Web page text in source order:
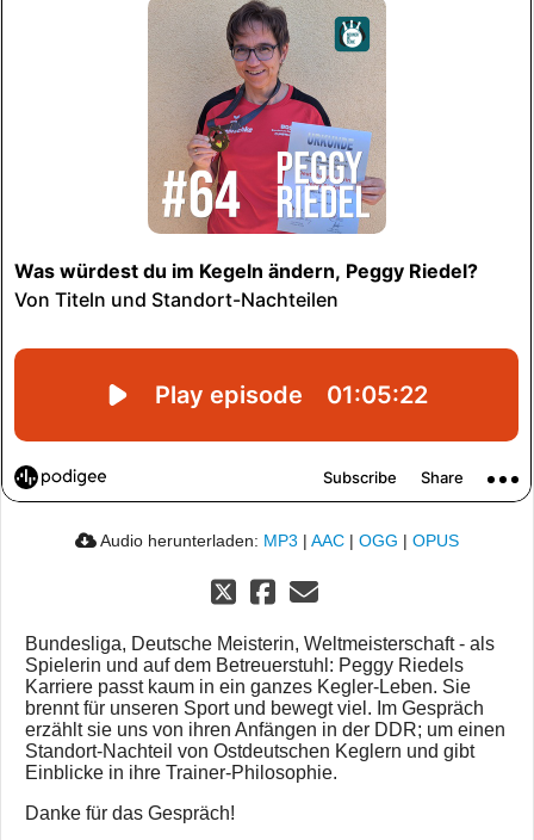
Audio herunterladen: MP3 | AAC | OGG | OPUS
Bundesliga, Deutsche Meisterin, Weltmeisterschaft - als
Spielerin und auf dem Betreuerstuhl: Peggy Riedels
Karriere passt kaum in ein ganzes Kegler-Leben. Sie
brennt für unseren Sport und bewegt viel. Im Gespräch
erzählt sie uns von ihren Anfängen in der DDR; um einen
Standort-Nachteil von Ostdeutschen Keglern und gibt
Einblicke in ihre Trainer-Philosophie.
Danke für das Gespräch!